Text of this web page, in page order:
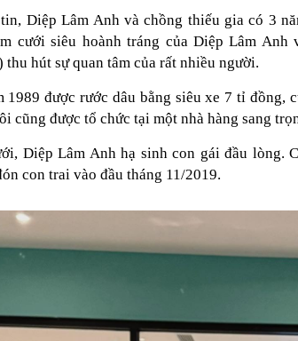
của cả dân tộc, nghe tên đã thấy tự hào
ĐBQH: Mở rộng hoạt động của ngân hàng cần phòng
'bia kèm lạc'
Diệp Lâm Anh và chồng thiếu gia có 3
cưới siêu hoành tráng của Diệp Lâm Anh
hút sự quan tâm của rất nhiều người.
1989 được rước dâu bằng siêu xe 7 tỉ đồng,
cũng được tổ chức tại một nhà hàng sang
Diệp Lâm Anh hạ sinh con gái đầu lòng.
con trai vào đầu tháng 11/2019.